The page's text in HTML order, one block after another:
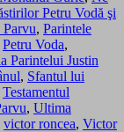
Petru Vodă şi
, Parintele
Petru Voda,
Parintelui Justin
, Sfantul lui
Testamentul
, Ultima
victor roncea, Victor